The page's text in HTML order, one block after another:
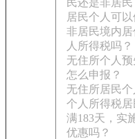
民还是非居民
居民个人可
非居民境内
人所得税吗？
无住所个人
怎么申报？
无住所居民
个人所得税
满183天，实
优惠吗？